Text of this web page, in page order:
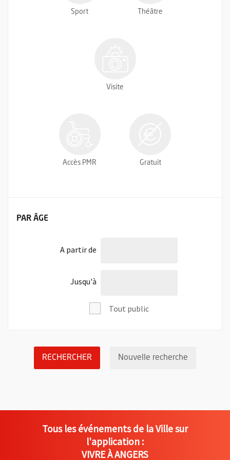
Sport Théâtre
Visite
Accès PMR Gratuit
FILTRER LES ÉVÉNEMENTS
PAR ÂGE
A partir del'âge de
Jusqu'àl'âge de
Tout public
RECHERCHER LANCER LA RECHERCHE DES
Nouvelle recherche
Tous les événements de la Ville sur
l'application :
VIVRE À ANGERS